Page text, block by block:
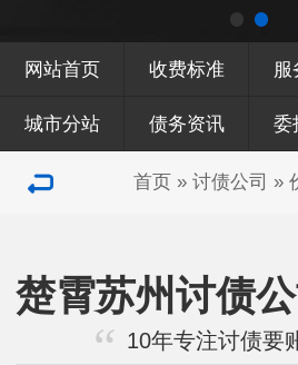
网站首页 收费标准 服
城市分站 债务资讯 委
首页 » 讨债公司 »
楚霄苏州讨债公
10年专注讨债要